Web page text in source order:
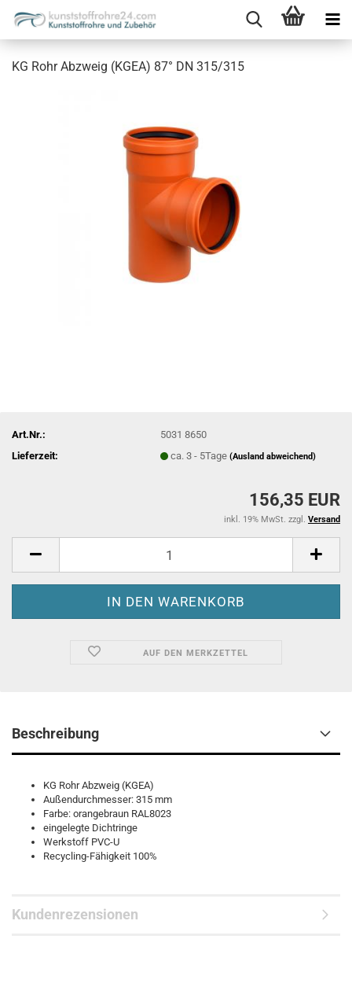
KG Rohr Abzweig (KGEA) 87° DN 315/315
Art.Nr.:
5031 8650
Lieferzeit:
ca. 3 - 5Tage(Ausland abweichend)
156,35 EUR
inkl. 19% MwSt. zzgl. Versand
AUF DEN MERKZETTEL
Beschreibung
KG Rohr Abzweig (KGEA)
Außendurchmesser: 315 mm
Farbe: orangebraun RAL8023
eingelegte Dichtringe
Werkstoff PVC-U
Recycling-Fähigkeit 100%
Kundenrezensionen